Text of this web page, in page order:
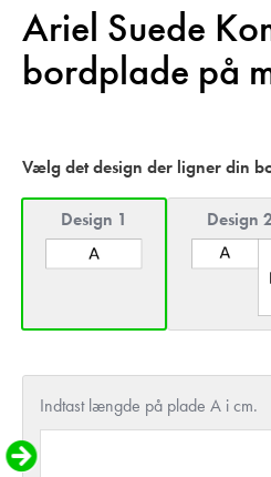
Ariel Suede
bordplade på
Vælg det design der ligner din
Design 1 Design 2
Indtast længde på plade A i cm.